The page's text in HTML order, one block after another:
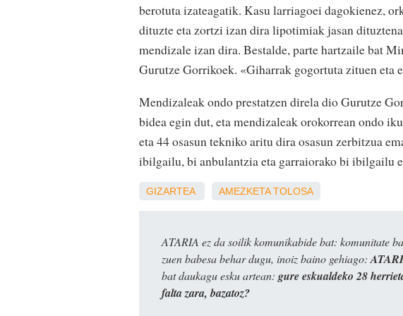
berotuta izateagatik. Kasu larriagoei dagokienez,
dituzte eta zortzi izan dira lipotimiak jasan
mendizale izan dira. Bestalde, parte hartzaile bat
Gurutze Gorrikoek. «Giharrak gogortuta zituen eta
Mendizaleak ondo prestatzen direla dio Gurutze
bidea egin dut, eta mendizaleak orokorrean ondo
eta 44 osasun tekniko aritu dira osasun zerbitzua
ibilgailu, bi anbulantzia eta garraiorako bi ibilgailu
GIZARTEA AMEZKETA TOLOSA
ATARIA ez da soilik komunikabide bat: komunitate
zuen babesa behar dugu, inoiz baino gehiago:
bat daukagu esku artean: gure eskualdeko 28
falta zara, bazatoz?